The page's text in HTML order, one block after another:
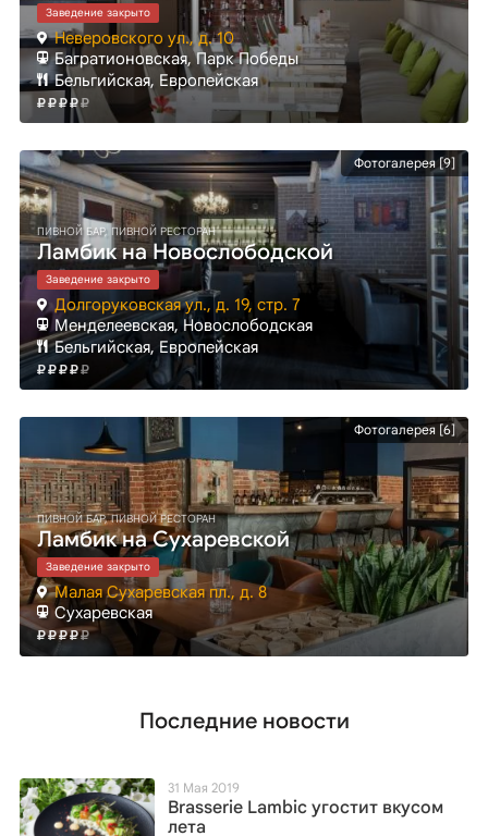
Заведение закрыто
Неверовского ул., д. 10
Багратионовская, Парк Победы
Бельгийская, Европейская
Фотогалерея [9]
ПИВНОЙ БАР, ПИВНОЙ РЕСТОРАН
Ламбик на Новослободской
Заведение закрыто
Долгоруковская ул., д. 19, стр. 7
Менделеевская, Новослободская
Бельгийская, Европейская
Фотогалерея [6]
ПИВНОЙ БАР, ПИВНОЙ РЕСТОРАН
Ламбик на Сухаревской
Заведение закрыто
Малая Сухаревская пл., д. 8
Сухаревская
Последние новости
31 Мая 2019
Brasserie Lambic угостит вкусом
лета